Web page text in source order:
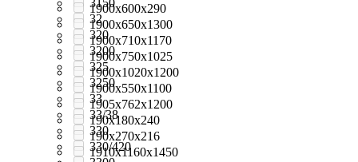
32
320
3200
325
3250
33
33/38
330
330/420
1900x600x290
1900x650x1300
1900x710x1170
1900x750x1025
1900х1020х1200
1900х550х1100
1905x762x1200
190x180x240
190х270х216
1910x1160x1450